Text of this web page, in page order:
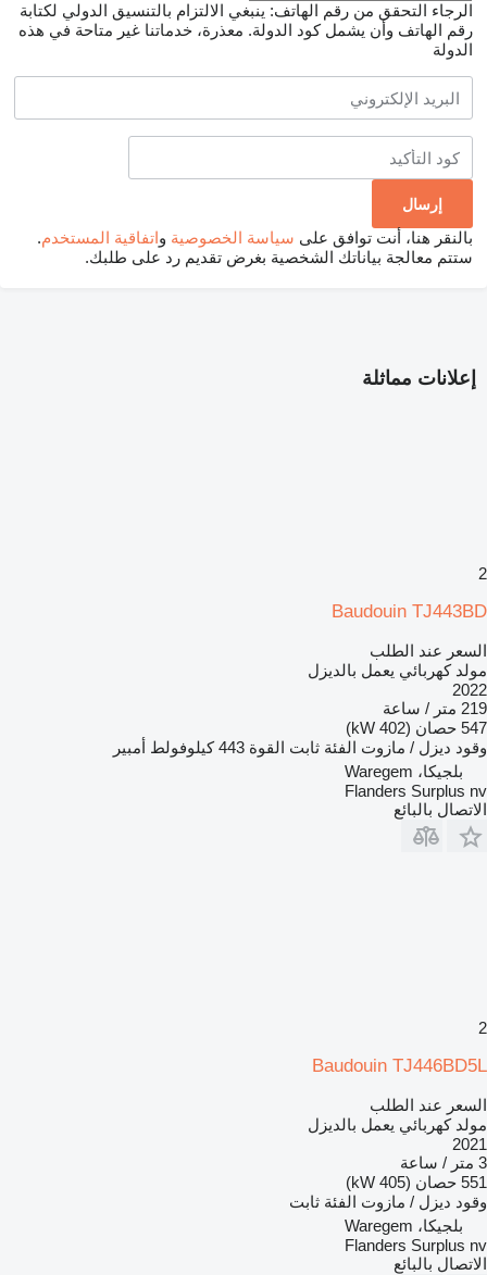
الرجاء التحقق من رقم الهاتف: ينبغي الالتزام بالتنسيق الدولي لكتابة
رقم الهاتف وأن يشمل كود الدولة. معذرة، خدماتنا غير متاحة في هذه
الدولة
بالنقر هنا، أنت توافق على سياسة الخصوصية واتفاقية المستخدم.
ستتم معالجة بياناتك الشخصية بغرض تقديم رد على طلبك.
إعلانات مماثلة
2
Baudouin TJ443BD
السعر عند الطلب
مولد كهربائي يعمل بالديزل
2022
219 متر / ساعة
547 حصان (402 kW)
وقود ديزل / مازوت الفئة ثابت القوة 443 كيلوفولط أمبير
بلجيكا، Waregem
Flanders Surplus nv
الاتصال بالبائع
2
Baudouin TJ446BD5L
السعر عند الطلب
مولد كهربائي يعمل بالديزل
2021
3 متر / ساعة
551 حصان (405 kW)
وقود ديزل / مازوت الفئة ثابت
بلجيكا، Waregem
Flanders Surplus nv
الاتصال بالبائع